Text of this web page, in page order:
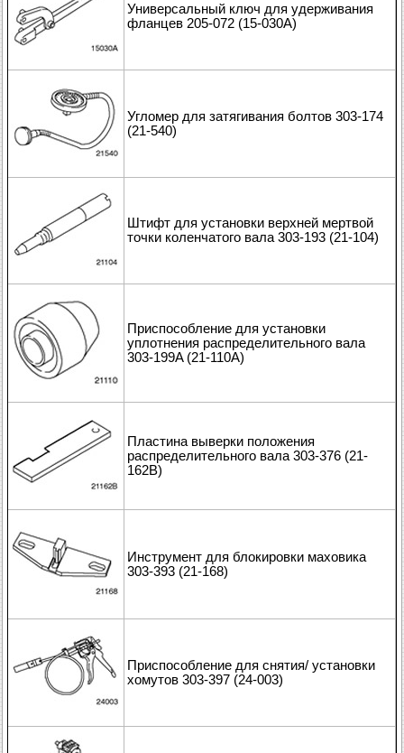
Универсальный ключ для удерживания
фланцев 205-072 (15-030А)
Угломер для затягивания болтов 303-174
(21-540)
Штифт для установки верхней мертвой
точки коленчатого вала 303-193 (21-104)
Приспособление для установки
уплотнения распределительного вала
303-199A (21-110A)
Пластина выверки положения
распределительного вала 303-376 (21-
162В)
Инструмент для блокировки маховика
303-393 (21-168)
Приспособление для снятия/ установки
хомутов 303-397 (24-003)